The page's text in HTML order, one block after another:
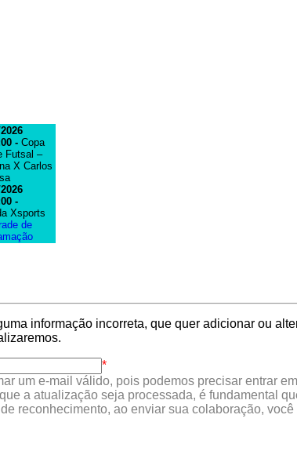
- Copa
Futsal –
X Carlos
-
Xsports
de
informação incorreta, que quer adicionar ou
*
um e-mail válido, pois podemos precisar entrar
a atualização seja processada, é fundamental
reconhecimento, ao enviar sua colaboração,